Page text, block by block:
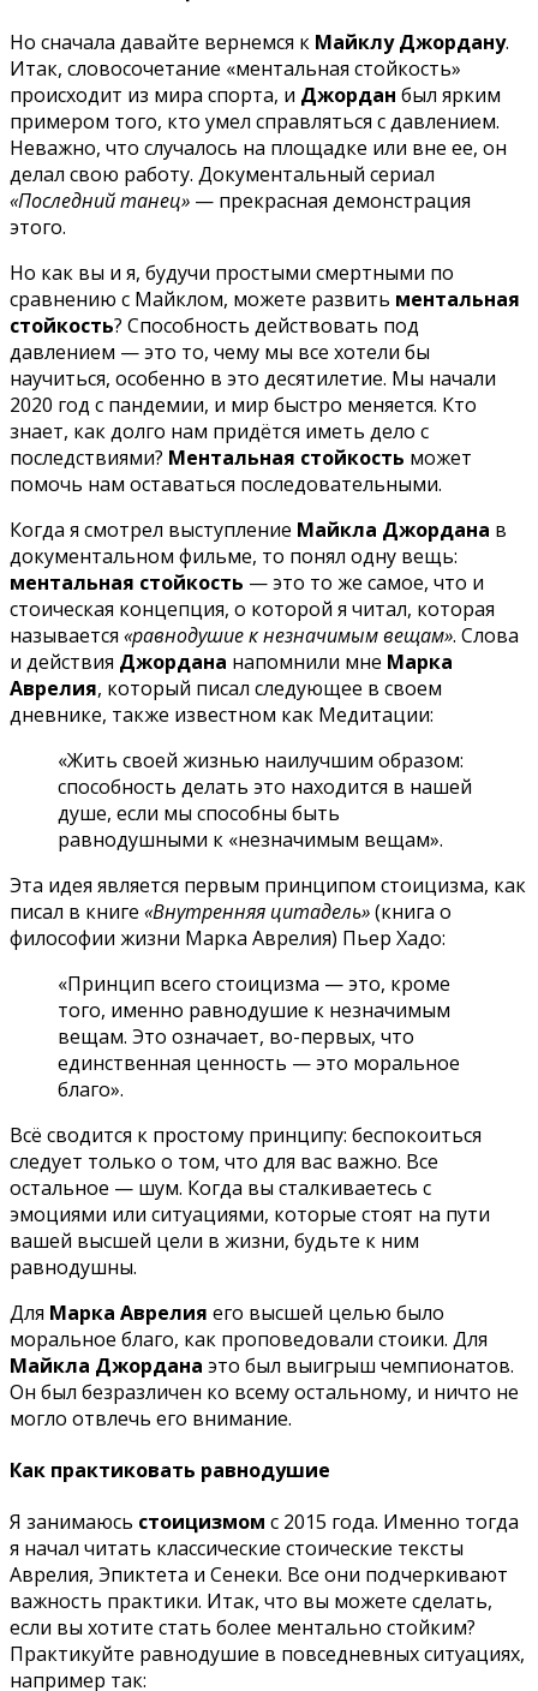
Но сначала давайте вернемся к Майклу Джордану.
Итак, словосочетание «ментальная стойкость»
происходит из мира спорта, и Джордан был ярким
примером того, кто умел справляться с давлением.
Неважно, что случалось на площадке или вне ее, он
делал свою работу. Документальный сериал
«Последний танец» — прекрасная демонстрация
этого.
Но как вы и я, будучи простыми смертными по
сравнению с Майклом, можете развить ментальная
стойкость? Способность действовать под
давлением — это то, чему мы все хотели бы
научиться, особенно в это десятилетие. Мы начали
2020 год с пандемии, и мир быстро меняется. Кто
знает, как долго нам придётся иметь дело с
последствиями? Ментальная стойкость может
помочь нам оставаться последовательными.
Когда я смотрел выступление Майкла Джордана в
документальном фильме, то понял одну вещь:
ментальная стойкость — это то же самое, что и
стоическая концепция, о которой я читал, которая
называется «равнодушие к незначимым вещам». Слова
и действия Джордана напомнили мне Марка
Аврелия, который писал следующее в своем
дневнике, также известном как Медитации:
«Жить своей жизнью наилучшим образом:
способность делать это находится в нашей
душе, если мы способны быть
равнодушными к «незначимым вещам».
Эта идея является первым принципом стоицизма, как
писал в книге «Внутренняя цитадель»(книга о
философии жизни Марка Аврелия) Пьер Хадо:
«Принцип всего стоицизма — это, кроме
того, именно равнодушие к незначимым
вещам. Это означает, во-первых, что
единственная ценность — это моральное
благо».
Всё сводится к простому принципу: беспокоиться
следует только о том, что для вас важно. Все
остальное — шум. Когда вы сталкиваетесь с
эмоциями или ситуациями, которые стоят на пути
вашей высшей цели в жизни, будьте к ним
равнодушны.
Для Марка Аврелия его высшей целью было
моральное благо, как проповедовали стоики. Для
Майкла Джордана это был выигрыш чемпионатов.
Он был безразличен ко всему остальному, и ничто не
могло отвлечь его внимание.
Как практиковать равнодушие
Я занимаюсь стоицизмом с 2015 года. Именно тогда
я начал читать классические стоические тексты
Аврелия, Эпиктета и Сенеки. Все они подчеркивают
важность практики. Итак, что вы можете сделать,
если вы хотите стать более ментально стойким?
Практикуйте равнодушие в повседневных ситуациях,
например так: